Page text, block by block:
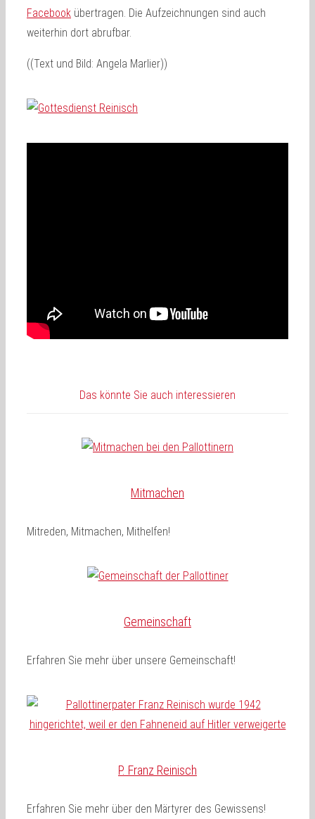
Facebook übertragen. Die Aufzeichnungen sind auch
weiterhin dort abrufbar.
((Text und Bild: Angela Marlier))
Das könnte Sie auch interessieren
Mitmachen
Mitreden, Mitmachen, Mithelfen!
Gemeinschaft
Erfahren Sie mehr über unsere Gemeinschaft!
P. Franz Reinisch
Erfahren Sie mehr über den Märtyrer des Gewissens!